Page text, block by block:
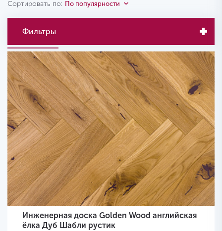
Сортировать по: По популярности
Фильтры
Инженерная доска Golden Wood английская
ёлка Дуб Шабли рустик